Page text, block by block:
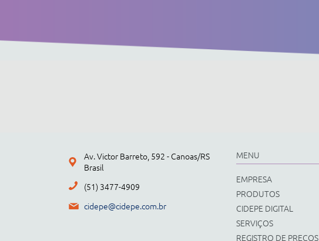
Av. Victor Barreto, 592 - Canoas/RS
Brasil
(51) 3477-4909
cidepe@cidepe.com.br
MENU
EMPRESA
PRODUTOS
CIDEPE DIGITAL
SERVIÇOS
REGISTRO DE PREÇOS